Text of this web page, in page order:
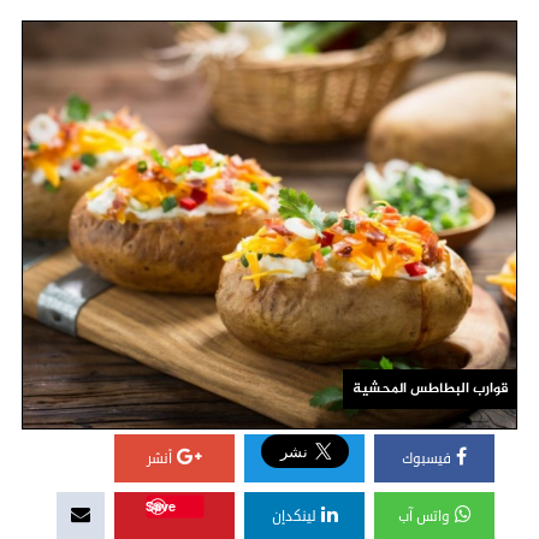
قوارب البطاطس المحشية
فيسبوك أنشر
واتس آب لينكدإن
Save